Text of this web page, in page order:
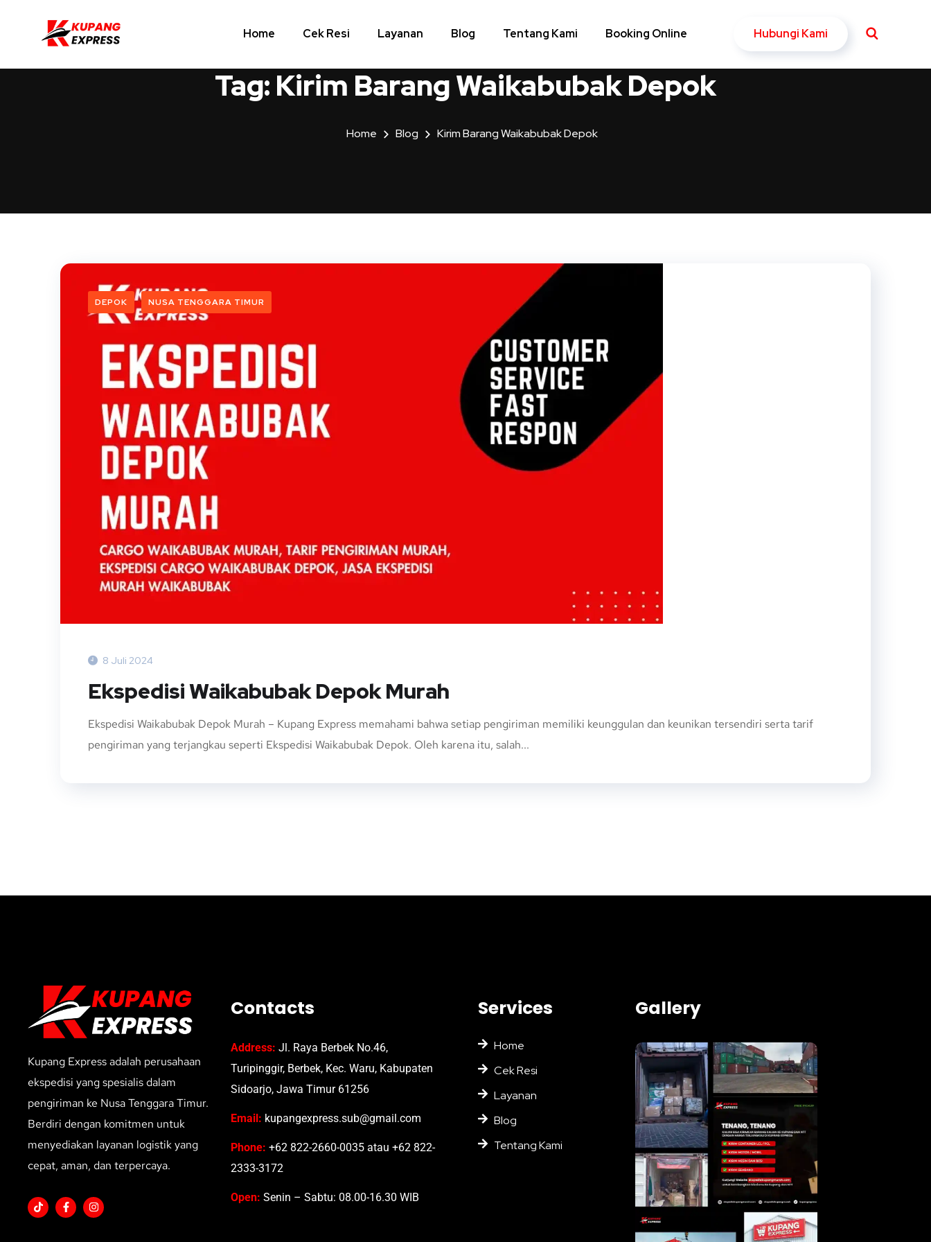
Home Cek Resi Layanan Blog Tentang Kami Booking Online Hubungi Kami
Tag: Kirim Barang Waikabubak Depok
Home Blog Kirim Barang Waikabubak Depok
DEPOK NUSA TENGGARA TIMUR
8 Juli 2024
Ekspedisi Waikabubak Depok Murah
Ekspedisi Waikabubak Depok Murah – Kupang Express memahami bahwa setiap pengiriman memiliki keunggulan dan keunikan tersendiri serta tarif
pengiriman yang terjangkau seperti Ekspedisi Waikabubak Depok. Oleh karena itu, salah...
Kupang Express adalah perusahaan
ekspedisi yang spesialis dalam
pengiriman ke Nusa Tenggara Timur.
Berdiri dengan komitmen untuk
menyediakan layanan logistik yang
cepat, aman, dan terpercaya.
Contacts
Address: Jl. Raya Berbek No.46,
Turipinggir, Berbek, Kec. Waru, Kabupaten
Sidoarjo, Jawa Timur 61256
Email: kupangexpress.sub@gmail.com
Phone: +62 822-2660-0035 atau +62 822-
2333-3172
Open: Senin – Sabtu: 08.00-16.30 WIB
Services
Home
Cek Resi
Layanan
Blog
Tentang Kami
Gallery